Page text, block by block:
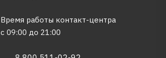
Время работы контакт-центра
с 09:00 до 21:00